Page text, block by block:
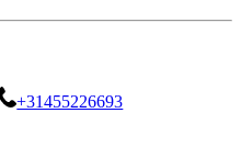
+31455226693